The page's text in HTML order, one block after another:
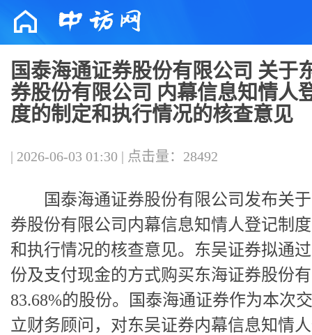
国泰海通证券股份有限公司 关于
券股份有限公司 内幕信息知情人
度的制定和执行情况的核查意见
| 2026-06-03 01:30 | 点击量：28492
国泰海通证券股份有限公司发布关
券股份有限公司内幕信息知情人登记制
和执行情况的核查意见。东吴证券拟通
份及支付现金的方式购买东海证券股份
83.68%的股份。国泰海通证券作为本次
立财务顾问，对东吴证券内幕信息知情